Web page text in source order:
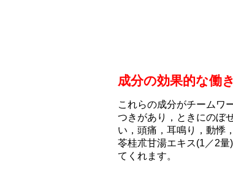
成分の効果的な働
これらの成分がチームワ
つきがあり，ときにのぼ
い，頭痛，耳鳴り，動悸
苓桂朮甘湯エキス(1／2
てくれます。